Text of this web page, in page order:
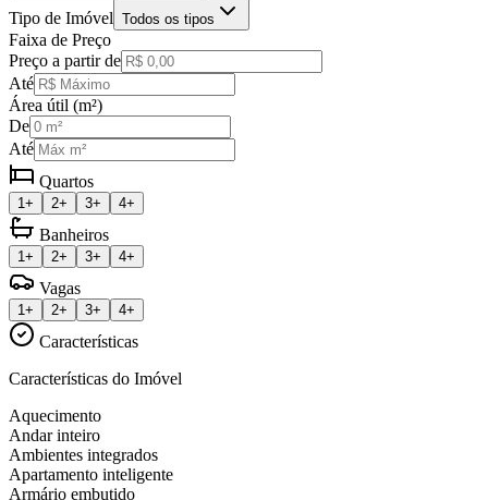
Tipo de Imóvel Todos os tipos
Faixa de Preço
Preço a partir de
Até
Área útil (m²)
De
Até
Quartos
1+ 2+ 3+ 4+
Banheiros
1+ 2+ 3+ 4+
Vagas
1+ 2+ 3+ 4+
Características
Características do Imóvel
Aquecimento
Andar inteiro
Ambientes integrados
Apartamento inteligente
Armário embutido